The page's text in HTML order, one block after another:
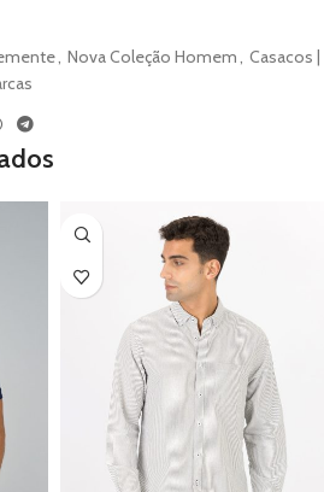
, Nova Coleção Homem, Casacos |